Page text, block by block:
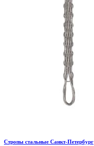
Стропы стальные Санкт-Петербург